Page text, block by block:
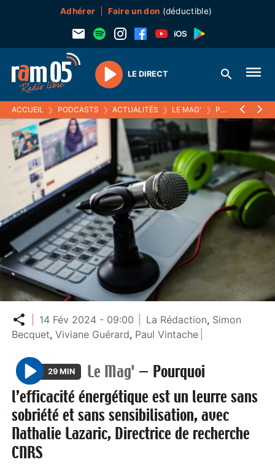
Adhérer Faire un don (déductible)
Play
LE DIRECT
ACCUEIL ❯ PODCASTS ❯ ACTUALITÉS ❯ LE MAG' ❯ POURQUOI L’EFFICACITÉ ÉNERGÉTIQUE EST UN LEURRE SANS SOBRIÉTÉ ET SANS SENSIBILISATION, AVEC NATHALIE LAZARIC, DIRECTRICE DE RECHERCHE CNRS
Partager
14 Fév 2024 - 09:00 La Rédaction, Simon
Becquet,Viviane Guérard, Paul Vintache
P
l
a
y
29 MIN Le Mag' — Pourquoi
l’efficacité énergétique est un leurre sans
sobriété et sans sensibilisation, avec
Nathalie Lazaric, Directrice de recherche
CNRS